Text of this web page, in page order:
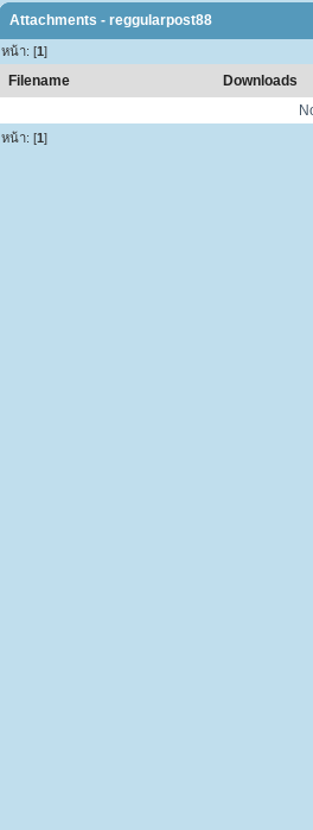
Attachments - reggularpost88
หน้า: [1]
Filename Downloads
หน้า: [1]